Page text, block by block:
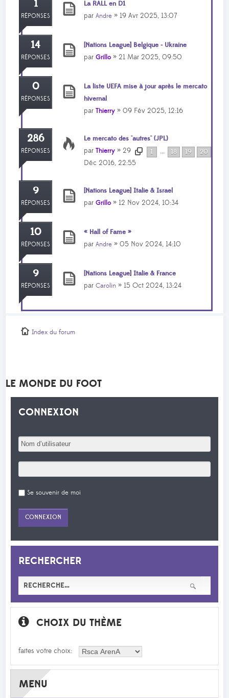
1
RÉPONSES
La RALL en D1
parAndre » 19 Avr 2025, 13:07
14
RÉPONSES
[Nations League] Belgique - Ukraine
parGrillo » 21 Mar 2025, 09:50
0
RÉPONSES
La liste UEFA mise à jour après le mercato
hivernal
parThierry » 09 Fév 2025, 12:16
286
RÉPONSES
Le mercato des "autres" (JPL)
1
... 18 19 20
parThierry » 29
Déc 2016, 22:55
9
RÉPONSES
[Nations League] Italie & Israel
parGrillo » 12 Nov 2024, 10:34
10
RÉPONSES
« Hall of Fame »
parAndre » 05 Nov 2024, 14:10
9
RÉPONSES
[Nations League] Italie & France
parCarolin » 15 Oct 2024, 13:24
Index du forum
LE MONDE DU FOOT
CONNEXION
Se souvenir de moi
RECHERCHER
CHOIX DU THÈME
faites votre choix:
MENU